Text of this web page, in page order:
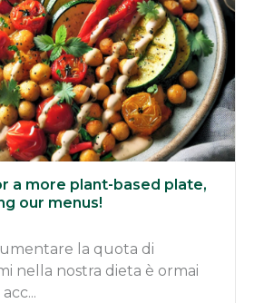
a more plant-based plate,
our menus!
la quota di
nella nostra dieta è ormai